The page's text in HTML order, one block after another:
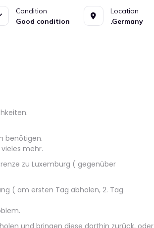
Condition
Good condition
Location
.Germany
benötigen.
mehr.
zu Luxemburg ( gegenüber
( am ersten Tag abholen, 2. Tag
und bringen diese dorthin zurück, oder